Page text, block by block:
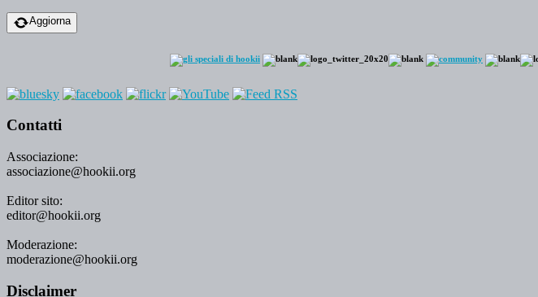
Aggiorna
Contatti
Associazione:
associazione@hookii.org
Editor sito:
editor@hookii.org
Moderazione:
moderazione@hookii.org
Disclaimer